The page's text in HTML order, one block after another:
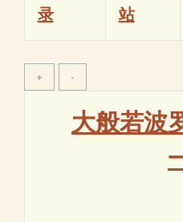
录
站
大般若波